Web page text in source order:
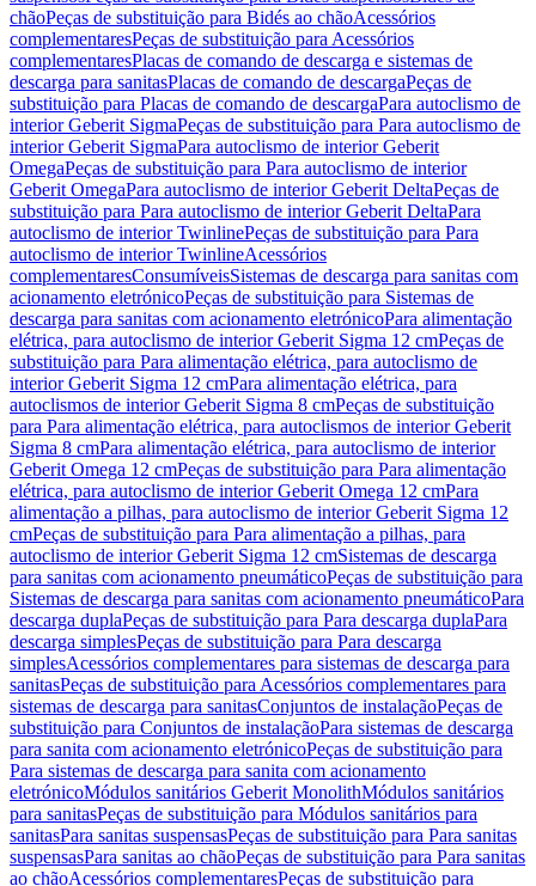
chãoPeças de substituição para Bidés ao chãoAcessórios
complementaresPeças de substituição para Acessórios
complementaresPlacas de comando de descarga e sistemas de
descarga para sanitasPlacas de comando de descargaPeças de
substituição para Placas de comando de descargaPara autoclismo de
interior Geberit SigmaPeças de substituição para Para autoclismo de
interior Geberit SigmaPara autoclismo de interior Geberit
OmegaPeças de substituição para Para autoclismo de interior
Geberit OmegaPara autoclismo de interior Geberit DeltaPeças de
substituição para Para autoclismo de interior Geberit DeltaPara
autoclismo de interior TwinlinePeças de substituição para Para
autoclismo de interior TwinlineAcessórios
complementaresConsumíveisSistemas de descarga para sanitas com
acionamento eletrónicoPeças de substituição para Sistemas de
descarga para sanitas com acionamento eletrónicoPara alimentação
elétrica, para autoclismo de interior Geberit Sigma 12 cmPeças de
substituição para Para alimentação elétrica, para autoclismo de
interior Geberit Sigma 12 cmPara alimentação elétrica, para
autoclismos de interior Geberit Sigma 8 cmPeças de substituição
para Para alimentação elétrica, para autoclismos de interior Geberit
Sigma 8 cmPara alimentação elétrica, para autoclismo de interior
Geberit Omega 12 cmPeças de substituição para Para alimentação
elétrica, para autoclismo de interior Geberit Omega 12 cmPara
alimentação a pilhas, para autoclismo de interior Geberit Sigma 12
cmPeças de substituição para Para alimentação a pilhas, para
autoclismo de interior Geberit Sigma 12 cmSistemas de descarga
para sanitas com acionamento pneumáticoPeças de substituição para
Sistemas de descarga para sanitas com acionamento pneumáticoPara
descarga duplaPeças de substituição para Para descarga duplaPara
descarga simplesPeças de substituição para Para descarga
simplesAcessórios complementares para sistemas de descarga para
sanitasPeças de substituição para Acessórios complementares para
sistemas de descarga para sanitasConjuntos de instalaçãoPeças de
substituição para Conjuntos de instalaçãoPara sistemas de descarga
para sanita com acionamento eletrónicoPeças de substituição para
Para sistemas de descarga para sanita com acionamento
eletrónicoMódulos sanitários Geberit MonolithMódulos sanitários
para sanitasPeças de substituição para Módulos sanitários para
sanitasPara sanitas suspensasPeças de substituição para Para sanitas
suspensasPara sanitas ao chãoPeças de substituição para Para sanitas
ao chãoAcessórios complementaresPeças de substituição para